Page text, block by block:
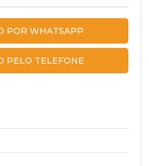
POR WHATSAPP
PELO TELEFONE